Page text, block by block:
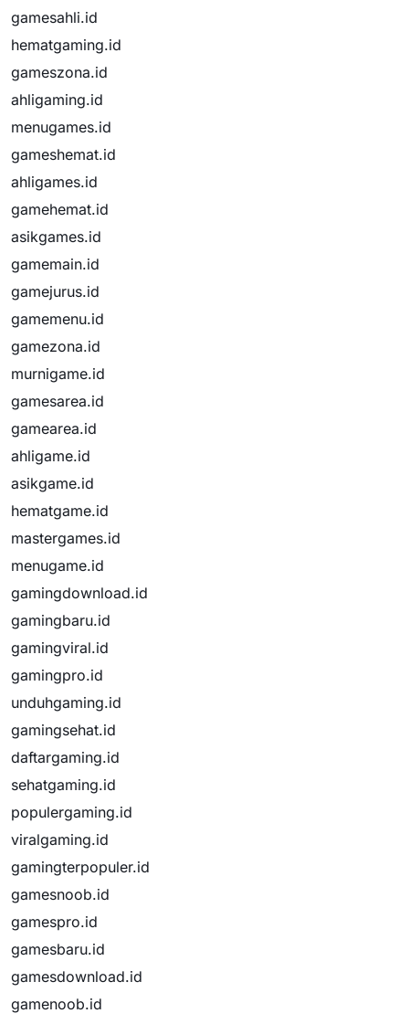
gamesahli.id
hematgaming.id
gameszona.id
ahligaming.id
menugames.id
gameshemat.id
ahligames.id
gamehemat.id
asikgames.id
gamemain.id
gamejurus.id
gamemenu.id
gamezona.id
murnigame.id
gamesarea.id
gamearea.id
ahligame.id
asikgame.id
hematgame.id
mastergames.id
menugame.id
gamingdownload.id
gamingbaru.id
gamingviral.id
gamingpro.id
unduhgaming.id
gamingsehat.id
daftargaming.id
sehatgaming.id
populergaming.id
viralgaming.id
gamingterpopuler.id
gamesnoob.id
gamespro.id
gamesbaru.id
gamesdownload.id
gamenoob.id